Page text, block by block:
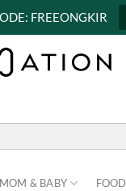
FREEONGKIR
MOM & BABY FOOD